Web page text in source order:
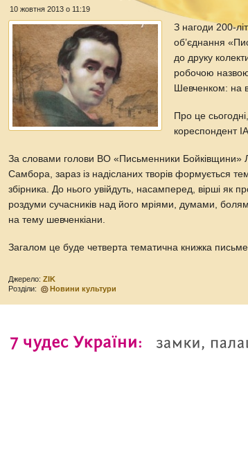
10 жовтня 2013 о 11:19
З нагоди 200-
об’єднання
до друку
робочою
Шевченком: на
Про це
кореспондент
За словами голови ВО «Письменники Бойківщини»
Самбора, зараз із надісланих творів формується
збірника. До нього увійдуть, насамперед, вірші як
роздуми сучасників над його мріями, думами,
на тему шевченкіани.
Загалом це буде четверта тематична книжка
Джерело:ZIK
Розділи:
Новини культури